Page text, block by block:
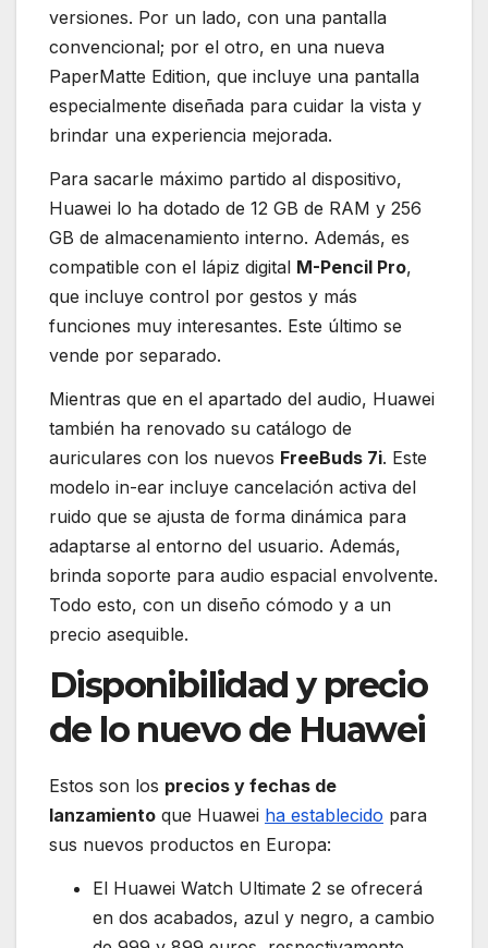
versiones. Por un lado, con una pantalla
convencional; por el otro, en una nueva
PaperMatte Edition, que incluye una pantalla
especialmente diseñada para cuidar la vista y
brindar una experiencia mejorada.
Para sacarle máximo partido al dispositivo,
Huawei lo ha dotado de 12 GB de RAM y 256
GB de almacenamiento interno. Además, es
compatible con el lápiz digital M-Pencil Pro,
que incluye control por gestos y más
funciones muy interesantes. Este último se
vende por separado.
Mientras que en el apartado del audio, Huawei
también ha renovado su catálogo de
auriculares con los nuevos FreeBuds 7i. Este
modelo in-ear incluye cancelación activa del
ruido que se ajusta de forma dinámica para
adaptarse al entorno del usuario. Además,
brinda soporte para audio espacial envolvente.
Todo esto, con un diseño cómodo y a un
precio asequible.
Disponibilidad y precio
de lo nuevo de Huawei
Estos son los precios y fechas de
lanzamiento que Huawei ha establecido para
sus nuevos productos en Europa:
El Huawei Watch Ultimate 2 se ofrecerá
en dos acabados, azul y negro, a cambio